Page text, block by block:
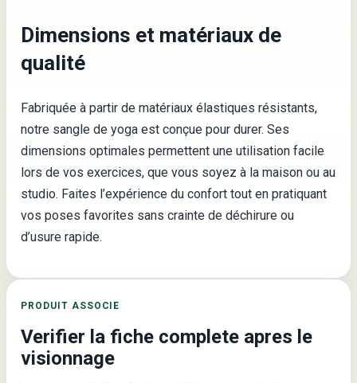
Dimensions et matériaux de
qualité
Fabriquée à partir de matériaux élastiques résistants,
notre sangle de yoga est conçue pour durer. Ses
dimensions optimales permettent une utilisation facile
lors de vos exercices, que vous soyez à la maison ou au
studio. Faites l’expérience du confort tout en pratiquant
vos poses favorites sans crainte de déchirure ou
d’usure rapide.
PRODUIT ASSOCIE
Verifier la fiche complete apres le
visionnage